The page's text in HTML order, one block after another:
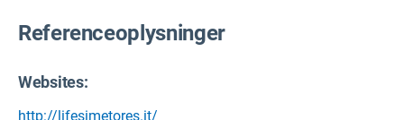
Referenceoplysninger
Websites:
http://lifesimetores.it/